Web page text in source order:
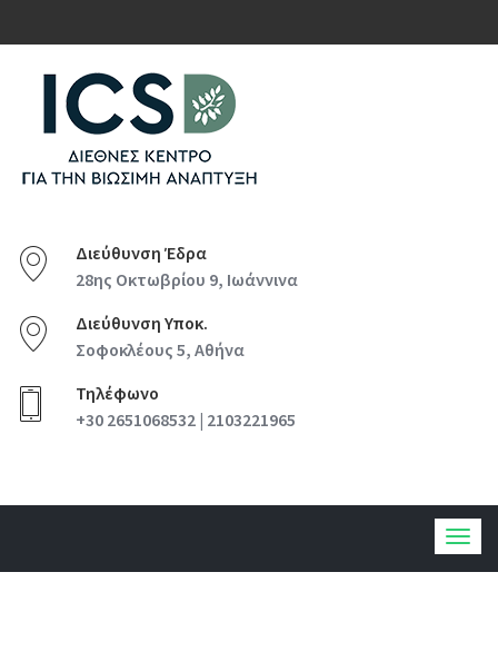
Διεύθυνση Έδρα
28ης Οκτωβρίου 9, Ιωάννινα
Διεύθυνση Υποκ.
Σοφοκλέους 5, Αθήνα
Τηλέφωνο
+30 2651068532 | 2103221965